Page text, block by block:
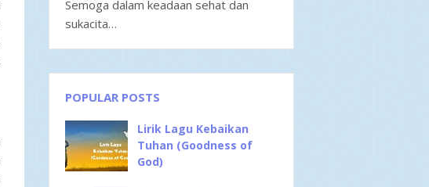
Semoga dalam keadaan sehat dan
sukacita…
POPULAR POSTS
Lirik Lagu Kebaikan
Tuhan (Goodness of
God)